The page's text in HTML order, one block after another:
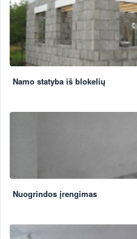
Namo statyba iš blokelių
Nuogrindos įrengimas